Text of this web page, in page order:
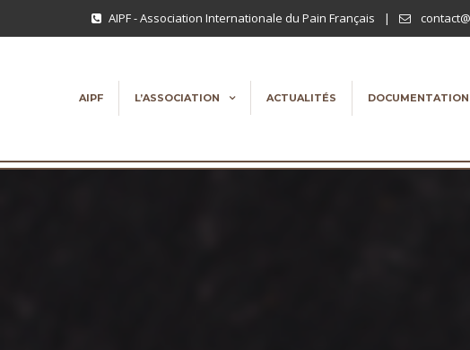
AIPF - Association Internationale du Pain Français |
AIPF L’ASSOCIATION ACTUALITÉS DOCUMENTATION